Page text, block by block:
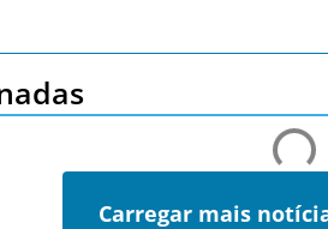
Carregar mais